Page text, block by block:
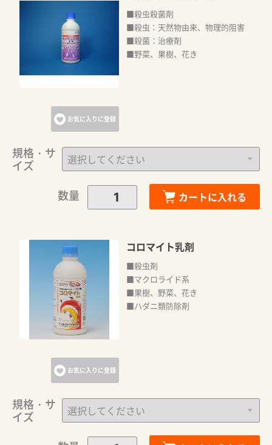
お気に入りに登録
■殺虫殺菌剤
■殺虫：天然物由来、物理的阻害
■殺菌：治療剤
■野菜、果樹、花き
規格・サ
イズ
数量
カートに入れる
お気に入りに登録
コロマイト乳剤
■殺虫剤
■マクロライド系
■果樹、野菜、花き
■ハダニ類防除剤
規格・サ
イズ